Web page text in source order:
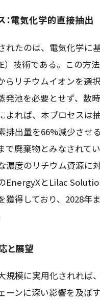
：電気化学的直接抽出
れたのは、電気化学に
）技術である。この方
らリチウムイオンを選
発池を必要とせず、数
よれば、本プロセスは
排出量を66%減少させ
で廃棄物とみなされて
濃度のリチウム資源に
EnergyXとLilac
獲得しており、2028年
と展望
規模に実用化されれば
ーンに深い影響を及ぼ